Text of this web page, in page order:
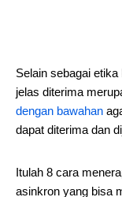
Selain sebagai
jelas diterima
dengan bawahan
dapat diterima dan
Itulah 8 cara
asinkron yang bisa